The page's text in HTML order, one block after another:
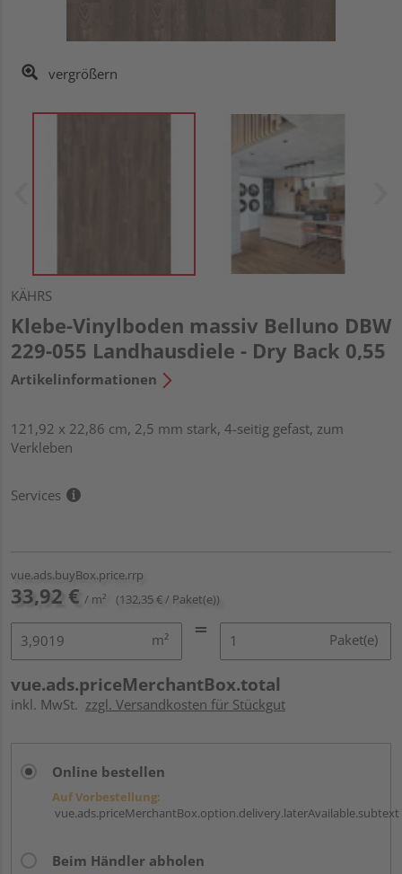
vergrößern
KÄHRS
Klebe-Vinylboden massiv Belluno DBW
229-055 Landhausdiele - Dry Back 0,55
Artikelinformationen
121,92 x 22,86 cm, 2,5 mm stark, 4-seitig gefast, zum
Verkleben
Services
vue.ads.buyBox.price.rrp
33,92 € / m² (132,35 € / Paket(e))
m² Paket(e)
vue.ads.priceMerchantBox.total
inkl. MwSt. zzgl. Versandkosten für Stückgut
Online bestellen
Auf Vorbestellung:
vue.ads.priceMerchantBox.option.delivery.laterAvailable.subtext
Beim Händler abholen